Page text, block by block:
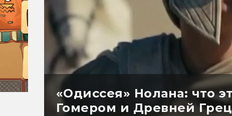
«Одиссея» Нолана: что
Гомером и Древней